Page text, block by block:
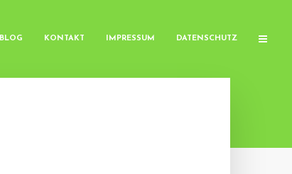
BLOG KONTAKT IMPRESSUM DATENSCHUTZ